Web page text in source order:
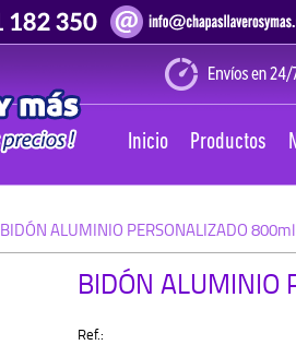
Productos
Inicio
BIDÓN ALUMINIO PERSONALIZADO 800ml
BIDÓN ALUMINIO
Ref.: